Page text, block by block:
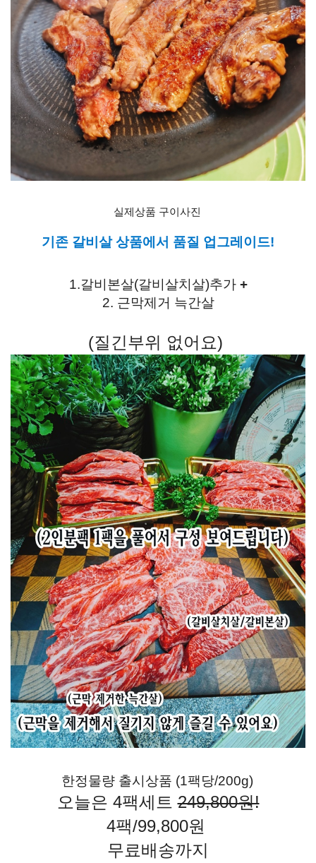
실제상품 구이사진
기존 갈비살 상품에서 품질 업그레이드!
1.갈비본살(갈비살치살)추가 +
2. 근막제거 늑간살
(질긴부위 없어요)
한정물량 출시상품 (1팩당/200g)
오늘은 4팩세트249,800원!
4팩/99,800원
무료배송까지